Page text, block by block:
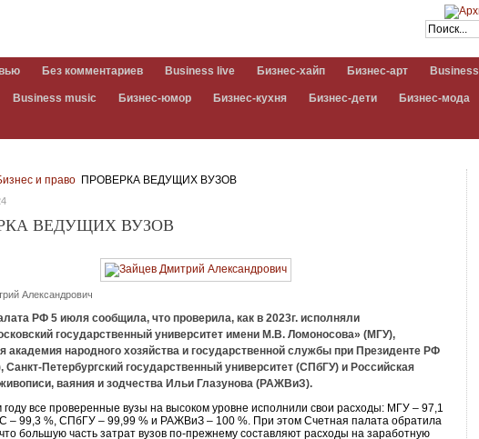
Без комментариев Business live Бизнес-хайп Бизнес-арт
Business music Бизнес-юмор Бизнес-кухня Бизнес-дети Бизнес-мода
и право ПРОВЕРКА ВЕДУЩИХ ВУЗОВ
ВЕДУЩИХ ВУЗОВ
Александрович
РФ 5 июля сообщила, что проверила, как в 2023г. исполняли
государственный университет имени М.В. Ломоносова» (МГУ),
академия народного хозяйства и государственной службы при Президенте РФ
Петербургский государственный университет (СПбГУ) и Российская
ваяния и зодчества Ильи Глазунова (РАЖВиЗ).
году все проверенные вузы на высоком уровне исполнили свои расходы: МГУ – 97,1
– 99,3 %, СПбГУ – 99,99 % и РАЖВиЗ – 100 %. При этом Счетная палата обратила
большую часть затрат вузов по-прежнему составляют расходы на заработную